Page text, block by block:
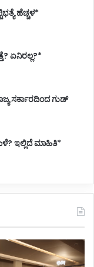
ಹೆಚ್ಚಳ*
ಏನಿರಲ್ಲ?*
ಸರ್ಕಾರದಿಂದ ಗುಡ್
ಇಲ್ಲಿದೆ ಮಾಹಿತಿ*